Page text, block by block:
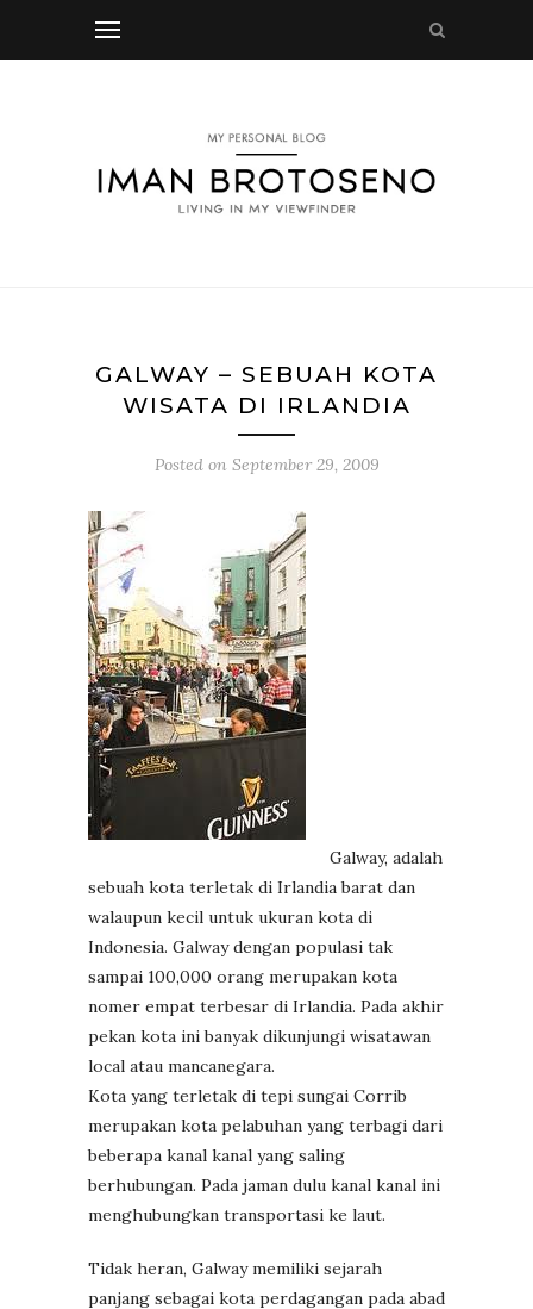
GALWAY – SEBUAH KOTA
WISATA DI IRLANDIA
Posted on September 29, 2009
Galway, adalah
sebuah kota terletak di Irlandia barat dan
walaupun kecil untuk ukuran kota di
Indonesia. Galway dengan populasi tak
sampai 100,000 orang merupakan kota
nomer empat terbesar di Irlandia. Pada akhir
pekan kota ini banyak dikunjungi wisatawan
local atau mancanegara.
Kota yang terletak di tepi sungai Corrib
merupakan kota pelabuhan yang terbagi dari
beberapa kanal kanal yang saling
berhubungan. Pada jaman dulu kanal kanal ini
menghubungkan transportasi ke laut.
Tidak heran, Galway memiliki sejarah
panjang sebagai kota perdagangan pada abad